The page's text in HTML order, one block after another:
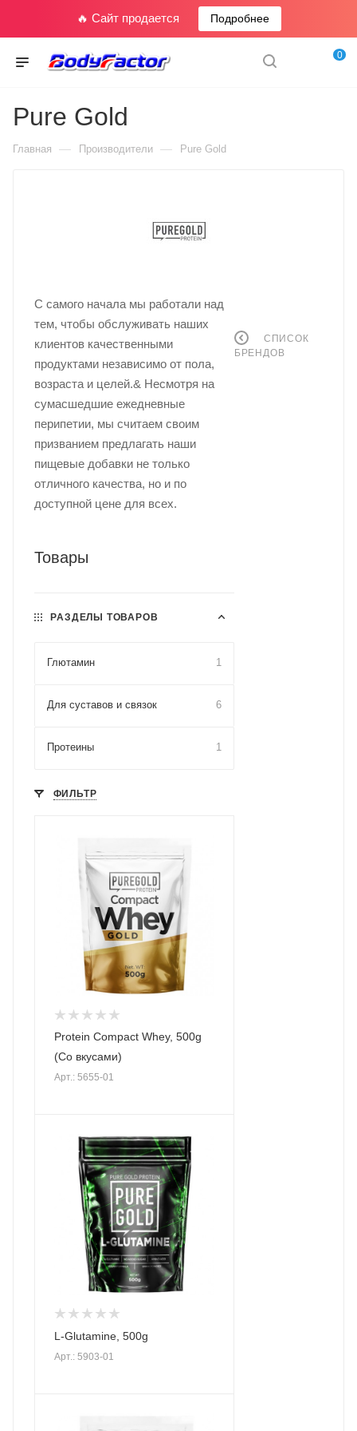
🔥 Сайт продается Подробнее
0
Pure Gold
Главная — Производители — Pure Gold
С самого начала мы работали над
тем, чтобы обслуживать наших
клиентов качественными
продуктами независимо от пола,
возраста и целей.& Несмотря на
сумасшедшие ежедневные
перипетии, мы считаем своим
призванием предлагать наши
пищевые добавки не только
отличного качества, но и по
доступной цене для всех.
Товары
РАЗДЕЛЫ ТОВАРОВ
Глютамин 1
Для cуставов и связок 6
Протеины 1
ФИЛЬТР
Protein Compact Whey, 500g
(Со вкусами)
Арт.: 5655-01
L-Glutamine, 500g
Арт.: 5903-01
СПИСОК
БРЕНДОВ